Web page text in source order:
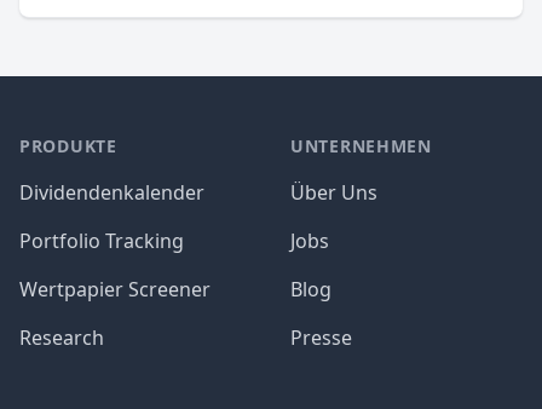
PRODUKTE
Dividendenkalender
Portfolio Tracking
Wertpapier Screener
Research
UNTERNEHMEN
Über Uns
Jobs
Blog
Presse